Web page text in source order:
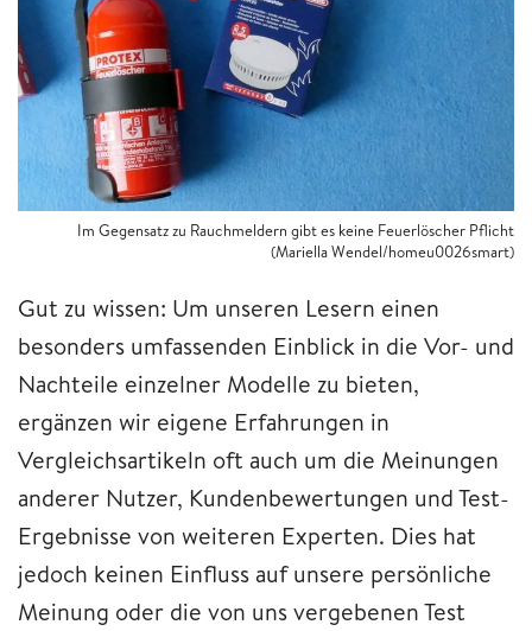
Im Gegensatz zu Rauchmeldern gibt es keine Feuerlöscher Pflicht
(Mariella Wendel/homeu0026smart)
Gut zu wissen: Um unseren Lesern einen
besonders umfassenden Einblick in die Vor- und
Nachteile einzelner Modelle zu bieten,
ergänzen wir eigene Erfahrungen in
Vergleichsartikeln oft auch um die Meinungen
anderer Nutzer, Kundenbewertungen und Test-
Ergebnisse von weiteren Experten. Dies hat
jedoch keinen Einfluss auf unsere persönliche
Meinung oder die von uns vergebenen Test